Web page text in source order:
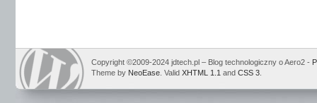
Copyright ©2009-2024 jdtech.pl – Blog technologiczny o Aero2 -
Theme by NeoEase . Valid XHTML 1.1 and CSS 3